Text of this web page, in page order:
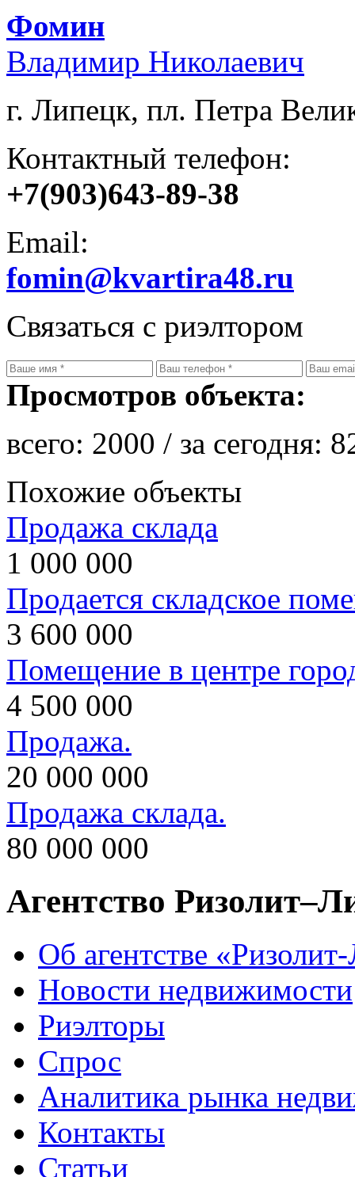
Фомин
Владимир Николаевич
г. Липецк, пл. Петра
Контактный телефон:
+7(903)643-89-38
Email:
fomin@kvartira48.ru
Связаться с риэлтором
Просмотров объекта:
всего: 2000 / за сегодня:
Похожие объекты
Продажа склада
1 000 000
Продается складское
3 600 000
Помещение в центре
4 500 000
Продажа.
20 000 000
Продажа склада.
80 000 000
Агентство
Об агентстве
Новости недвижимости
Риэлторы
Спрос
Аналитика рынка
Контакты
Статьи